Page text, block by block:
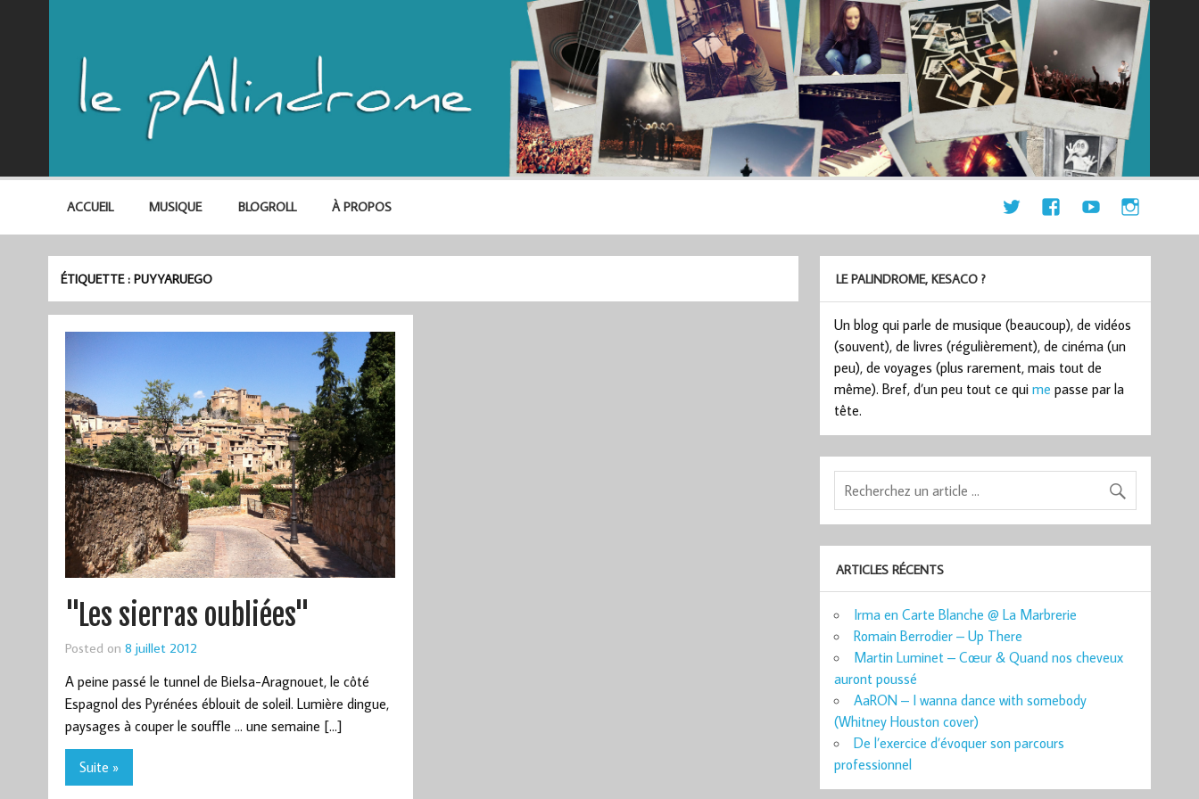
ACCUEIL MUSIQUE BLOGROLL À PROPOS
ÉTIQUETTE :PUYYARUEGO
"Les sierras oubliées"
Posted on 8 juillet 2012
A peine passé le tunnel de Bielsa-Aragnouet, le côté
Espagnol des Pyrénées éblouit de soleil. Lumière dingue,
paysages à couper le souffle … une semaine […]
Suite »
LE PALINDROME, KESACO ?
Un blog qui parle de musique (beaucoup), de vidéos
(souvent), de livres (régulièrement), de cinéma (un
peu), de voyages (plus rarement, mais tout de
même). Bref, d’un peu tout ce quime passe par la
tête.
ARTICLES RÉCENTS
Irma en Carte Blanche @ La Marbrerie
Romain Berrodier – Up There
Martin Luminet – Cœur & Quand nos cheveux
auront poussé
AaRON – I wanna dance with somebody
(Whitney Houston cover)
De l’exercice d’évoquer son parcours
professionnel